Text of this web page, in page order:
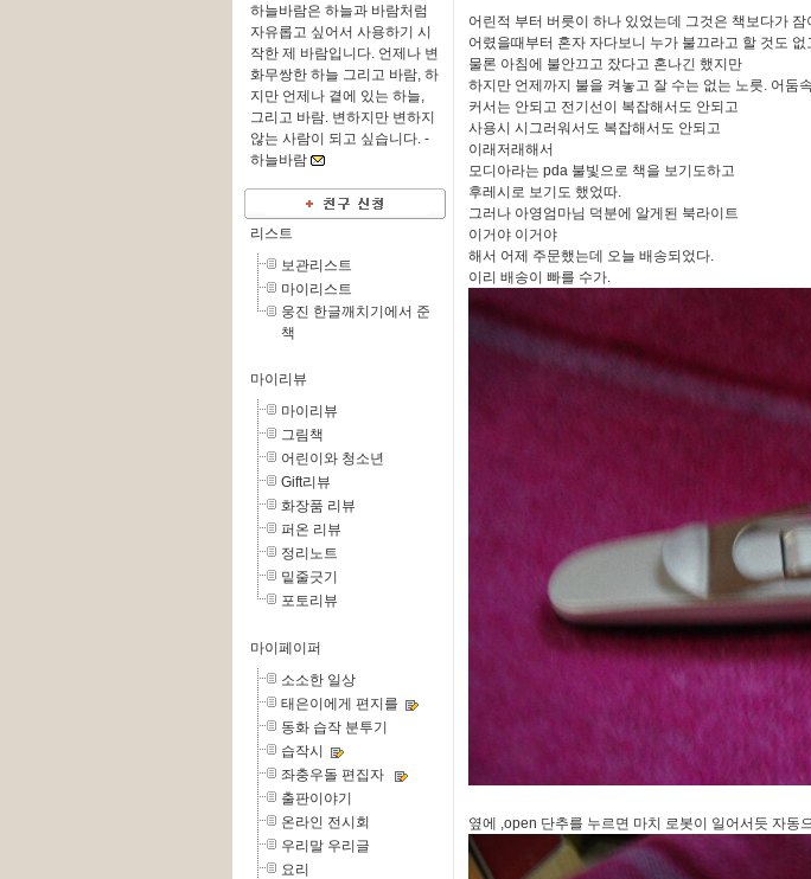
하늘바람은 하늘과 바람처럼
자유롭고 싶어서 사용하기 시
작한 제 바람입니다. 언제나 변
화무쌍한 하늘 그리고 바람, 하
지만 언제나 곁에 있는 하늘,
그리고 바람. 변하지만 변하지
않는 사람이 되고 싶습니다. -
하늘바람
리스트
보관리스트
마이리스트
웅진 한글깨치기에서 준
책
마이리뷰
마이리뷰
그림책
어린이와 청소년
Gift리뷰
화장품 리뷰
퍼온 리뷰
정리노트
밑줄긋기
포토리뷰
마이페이퍼
소소한 일상
태은이에게 편지를
동화 습작 분투기
습작시
좌충우돌 편집자
출판이야기
온라인 전시회
우리말 우리글
요리
어린적 부터 버릇이 하나 있었는데 그것은 책보다가 잠
어렸을때부터 혼자 자다보니 누가 불끄라고 할 것도
물론 아침에 불안끄고 잤다고 혼나긴 했지만
하지만 언제까지 불을 켜놓고 잘 수는 없는 노릇. 어둠
커서는 안되고 전기선이 복잡해서도 안되고
사용시 시그러워서도 복잡해서도 안되고
이래저래해서
모디아라는 pda 불빛으로 책을 보기도하고
후레시로 보기도 했었따.
그러나 아영엄마님 덕분에 알게된 북라이트
이거야 이거야
해서 어제 주문했는데 오늘 배송되었다.
이리 배송이 빠를 수가.
옆에 ,open 단추를 누르면 마치 로봇이 일어서듯 자동